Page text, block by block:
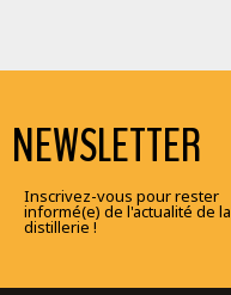
NEWSLETTER
Inscrivez-vous pour rester
informé(e) de l'actualité de la
distillerie !